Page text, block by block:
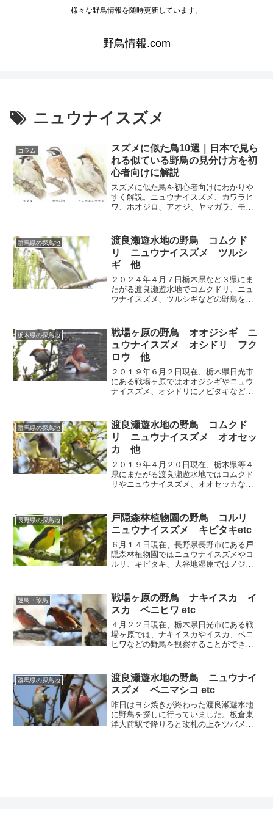
様々な野鳥情報を随時更新しています。
野鳥情報.com
ニュウナイスズメ
コラム
スズメに似た鳥10選｜日本で見ら
れる似ている野鳥の見分け方を初
心者向けに解説
スズメに似た鳥を初心者向けにわかりや
すく解説。ニュウナイスズメ、カワラヒ
ワ、ホオジロ、アオジ、ヤマガラ、モ
方のコツをまとめました。
群馬県の探鳥地
渡良瀬遊水地の野鳥 コムクド
リ ニュウナイスズメ ツルシ
ギ 他
２０２４年４月７日栃木県など３県にま
たがる渡良瀬遊水地でコムクドリ、ニュ
ウナイスズメ、ツルシギなどの野鳥を観
栃木県の探鳥地
戦場ヶ原の野鳥 オオジシギ ニ
ュウナイスズメ オシドリ フク
ロウ 他
２０１９年６月２日現在、栃木県日光市
にある戦場ヶ原ではオオジシギやニュウ
ナイスズメ、オシドリにノビタキなどの
群馬県の探鳥地
渡良瀬遊水地の野鳥 コムクド
リ ニュウナイスズメ オオセッ
カ 他
２０１９年４月２０日現在、栃木県等４
県にまたがる渡良瀬遊水地ではコムクド
リやニュウナイスズメ、オオセッカなど
長野県の探鳥地
戸隠森林植物園の野鳥 コルリ
ニュウナイスズメ キビタキetc
６月１４日現在、長野県長野市にある戸
隠森林植物園ではニュウナイスズメやコ
ルリ、キビタキ、大谷地湿原ではノジコ
迷鳥・珍鳥
戦場ヶ原の野鳥 ナキイスカ イ
スカ ベニヒワ etc
４月２２日現在、栃木県日光市にある戦
場ヶ原では、ナキイスカやイスカ、ベニ
ヒワなどの野鳥を観察することができま
群馬県の探鳥地
渡良瀬遊水地の野鳥 ニュウナイ
スズメ ベニマシコ etc
昨日はヨシ焼きが終わった渡良瀬遊水地
に野鳥を探しに行っていました。板倉東
洋大前駅で降りると改札の上をツバメが